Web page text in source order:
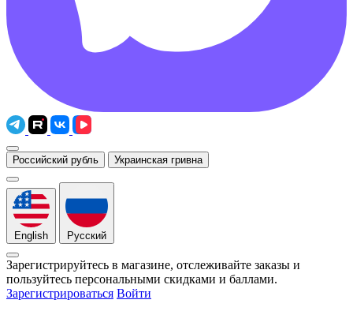
Российский рубль Украинская гривна
English Русский
Зарегистрируйтесь в магазине, отслеживайте заказы и
пользуйтесь персональными скидками и баллами.
Зарегистрироваться Войти